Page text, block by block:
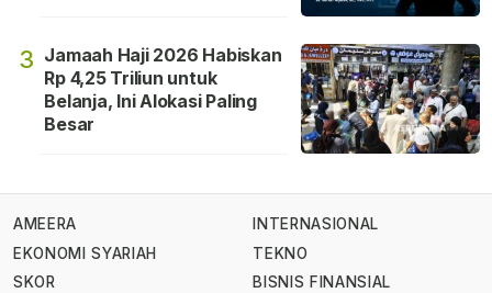
3 Jamaah Haji 2026 Habiskan
Rp 4,25 Triliun untuk
Belanja, Ini Alokasi Paling
Besar
AMEERA
EKONOMI SYARIAH
SKOR
INTERNASIONAL
TEKNO
BISNIS FINANSIAL